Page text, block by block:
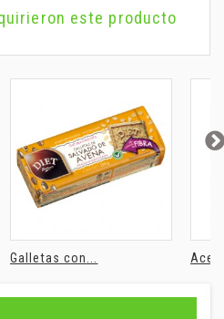
este producto
Galletas con...